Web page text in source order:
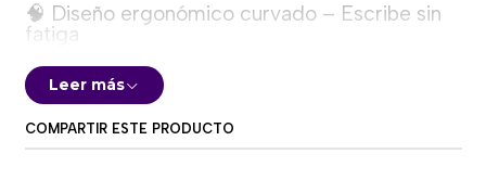
🧠 Diseño ergonómico curvado – Escribe sin
fatiga
Adapta tu postura y reduce el esfuerzo en cada
pulsación.
✔ Diseño en forma deola (wave)
Leer más
COMPARTIR ESTE PRODUCTO